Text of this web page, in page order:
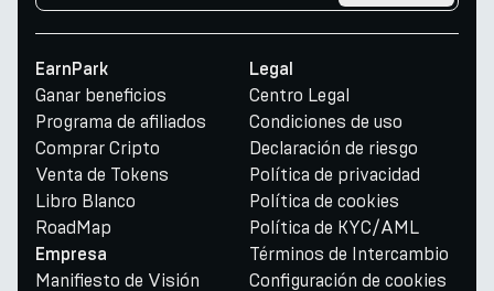
EarnPark
Ganar beneficios
Programa de afiliados
Comprar Cripto
Venta de Tokens
Libro Blanco
RoadMap
Empresa
Manifiesto de Visión
Legal
Centro Legal
Condiciones de uso
Declaración de riesgo
Política de privacidad
Política de cookies
Política de KYC/AML
Términos de Intercambio
Configuración de cookies